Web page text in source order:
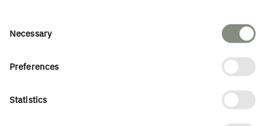
Consent
Necessary
Preferences
Statistics